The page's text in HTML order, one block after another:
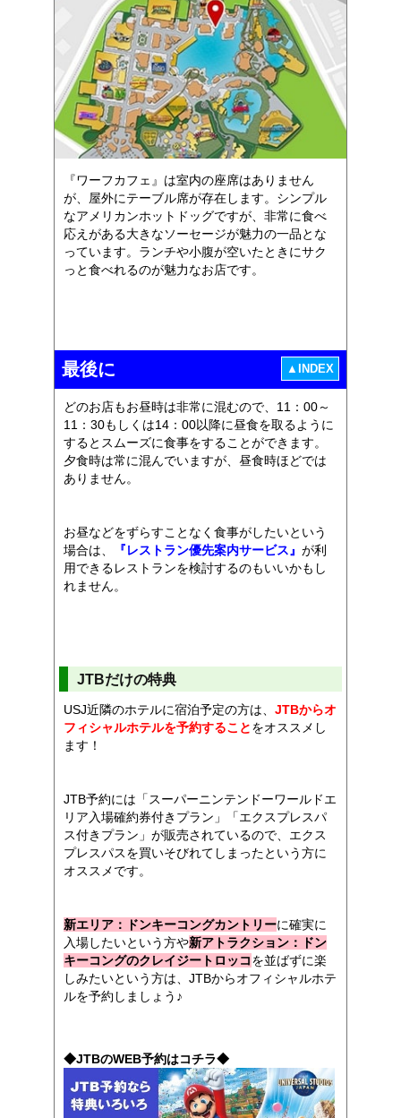
『ワーフカフェ』は室内の座席はありません
が、屋外にテーブル席が存在します。シンプル
なアメリカンホットドッグですが、非常に食べ
応えがある大きなソーセージが魅力の一品とな
っています。ランチや小腹が空いたときにサク
っと食べれるのが魅力なお店です。
最後に ▲INDEX
どのお店もお昼時は非常に混むので、11：00～
11：30もしくは14：00以降に昼食を取るように
するとスムーズに食事をすることができます。
夕食時は常に混んでいますが、昼食時ほどでは
ありません。
お昼などをずらすことなく食事がしたいという
場合は、
『レストラン優先案内サービス』 が利
用できるレストランを検討するのもいいかもし
れません。
JTBだけの特典
USJ近隣のホテルに宿泊予定の方は、 JTBからオ
フィシャルホテルを予約することをオススメし
ます！
JTB予約には「スーパーニンテンドーワールドエ
リア入場確約券付きプラン」「エクスプレスパ
ス付きプラン」が販売されているので、エクス
プレスパスを買いそびれてしまったという方に
オススメです。
新エリア：ドンキーコングカントリーに確実に
入場したいという方や新アトラクション：ドン
キーコングのクレイジートロッコを並ばずに楽
しみたいという方は、JTBからオフィシャルホテ
ルを予約しましょう♪
◆JTBのWEB予約はコチラ◆